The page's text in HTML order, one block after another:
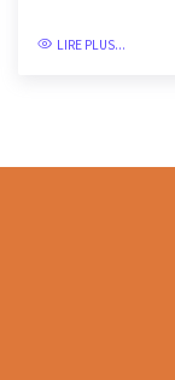
LIRE PLUS...